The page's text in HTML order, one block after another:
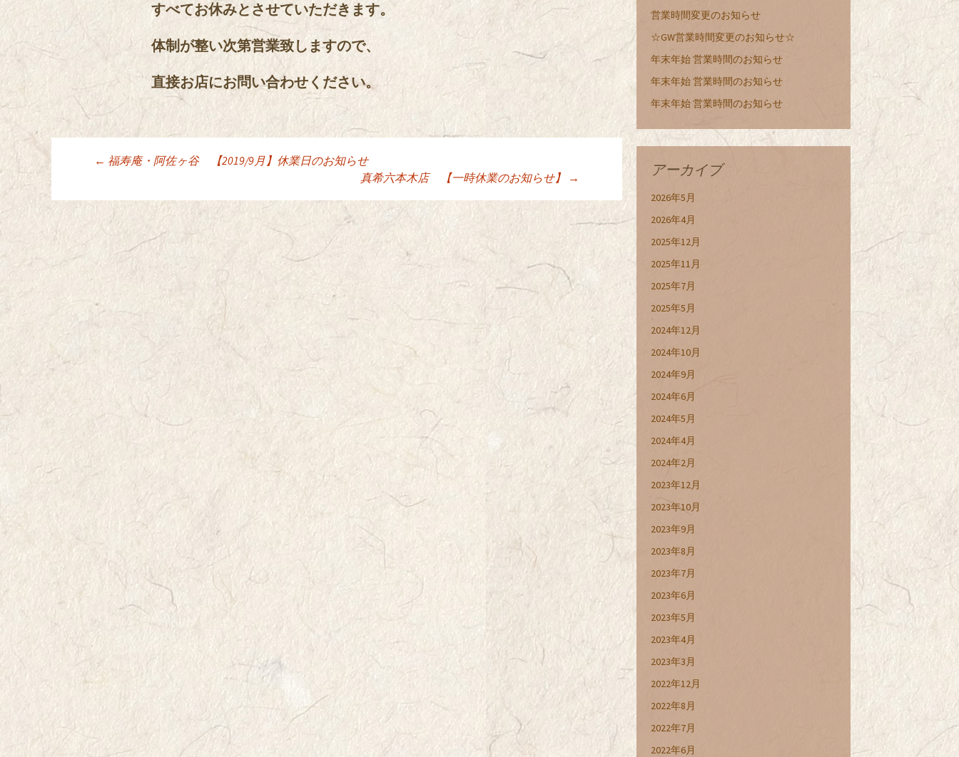
すべてお休みとさせていただきます。
体制が整い次第営業致しますので、
直接お店にお問い合わせください。
投稿ナビゲーション
← 福寿庵・阿佐ヶ谷 【2019/9月】休業日のお知らせ
真希六本木店 【一時休業のお知らせ】 →
営業時間変更のお知らせ
☆GW営業時間変更のお知らせ☆
年末年始 営業時間のお知らせ
年末年始 営業時間のお知らせ
年末年始 営業時間のお知らせ
アーカイブ
2026年5月
2026年4月
2025年12月
2025年11月
2025年7月
2025年5月
2024年12月
2024年10月
2024年9月
2024年6月
2024年5月
2024年4月
2024年2月
2023年12月
2023年10月
2023年9月
2023年8月
2023年7月
2023年6月
2023年5月
2023年4月
2023年3月
2022年12月
2022年8月
2022年7月
2022年6月